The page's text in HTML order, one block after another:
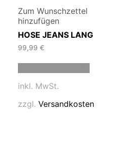
Zum Wunschzettel
hinzufügen
HOSE JEANS LANG
99,99 €
auf.
inkl. MwSt.
zzgl. Versandkosten